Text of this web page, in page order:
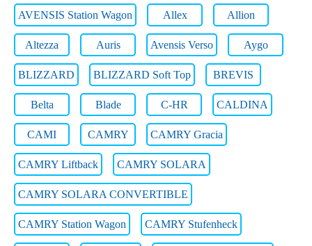
AVENSIS Station Wagon Allex Allion
Altezza Auris Avensis Verso Aygo
BLIZZARD BLIZZARD Soft Top BREVIS
Belta Blade C-HR CALDINA
CAMI CAMRY CAMRY Gracia
CAMRY Liftback CAMRY SOLARA
CAMRY SOLARA CONVERTIBLE
CAMRY Station Wagon CAMRY Stufenheck